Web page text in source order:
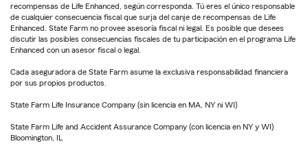
recompensas de Life Enhanced, según corresponda. Tú eres el único responsable
de cualquier consecuencia fiscal que surja del canje de recompensas de Life
Enhanced. State Farm no provee asesoría fiscal ni legal. Es posible que desees
discutir las posibles consecuencias fiscales de tu participación en el programa Life
Enhanced con un asesor fiscal o legal.
Cada aseguradora de State Farm asume la exclusiva responsabilidad financiera
por sus propios productos.
State Farm Life Insurance Company (sin licencia en MA, NY ni WI)
State Farm Life and Accident Assurance Company (con licencia en NY y WI)
Bloomington, IL